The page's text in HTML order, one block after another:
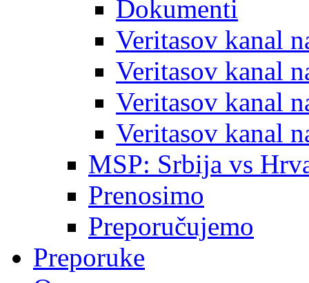
Dokumenti
Veritasov kanal
Veritasov kanal
Veritasov kanal
Veritasov kanal
MSP: Srbija vs
Prenosimo
Preporučujemo
Preporuke